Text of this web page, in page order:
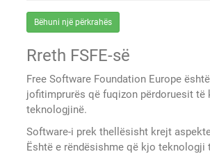
Bëhuni një përkrahës
Rreth FSFE-së
Free Software Foundation Europe
jofitimprurës që fuqizon përdoruesit të
teknologjinë.
Software-i prek thellësisht krejt
Është e rëndësishme që kjo teknologji